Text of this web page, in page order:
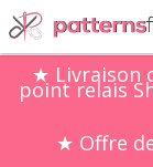
★ Livraison
point relais
★ Offre